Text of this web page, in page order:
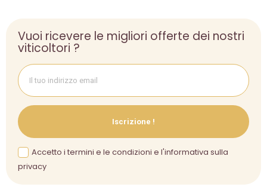
Vuoi ricevere le migliori offerte dei nostri
viticoltori ?
Iscrizione !
Accetto i termini e le condizioni e l'informativa sulla
privacy